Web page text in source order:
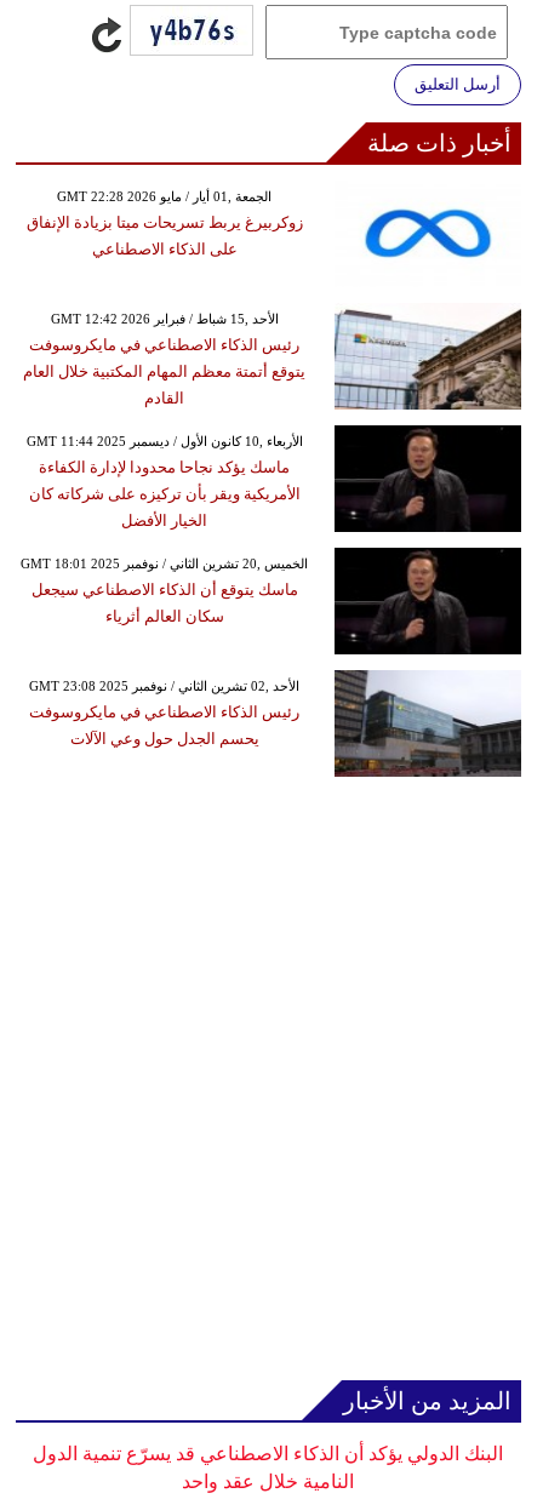
أرسل التعليق
أخبار ذات صلة
GMT 22:28 2026 الجمعة ,01 أيار / مايو
زوكربيرغ يربط تسريحات ميتا بزيادة الإنفاق
على الذكاء الاصطناعي
GMT 12:42 2026 الأحد ,15 شباط / فبراير
رئيس الذكاء الاصطناعي في مايكروسوفت
يتوقع أتمتة معظم المهام المكتبية خلال العام
القادم
GMT 11:44 2025 الأربعاء ,10 كانون الأول / ديسمبر
ماسك يؤكد نجاحا محدودا لإدارة الكفاءة
الأمريكية ويقر بأن تركيزه على شركاته كان
الخيار الأفضل
GMT 18:01 2025 الخميس ,20 تشرين الثاني / نوفمبر
ماسك يتوقع أن الذكاء الاصطناعي سيجعل
سكان العالم أثرياء
GMT 23:08 2025 الأحد ,02 تشرين الثاني / نوفمبر
رئيس الذكاء الاصطناعي في مايكروسوفت
يحسم الجدل حول وعي الآلات
المزيد من الأخبار
البنك الدولي يؤكد أن الذكاء الاصطناعي قد يسرّع تنمية الدول
النامية خلال عقد واحد